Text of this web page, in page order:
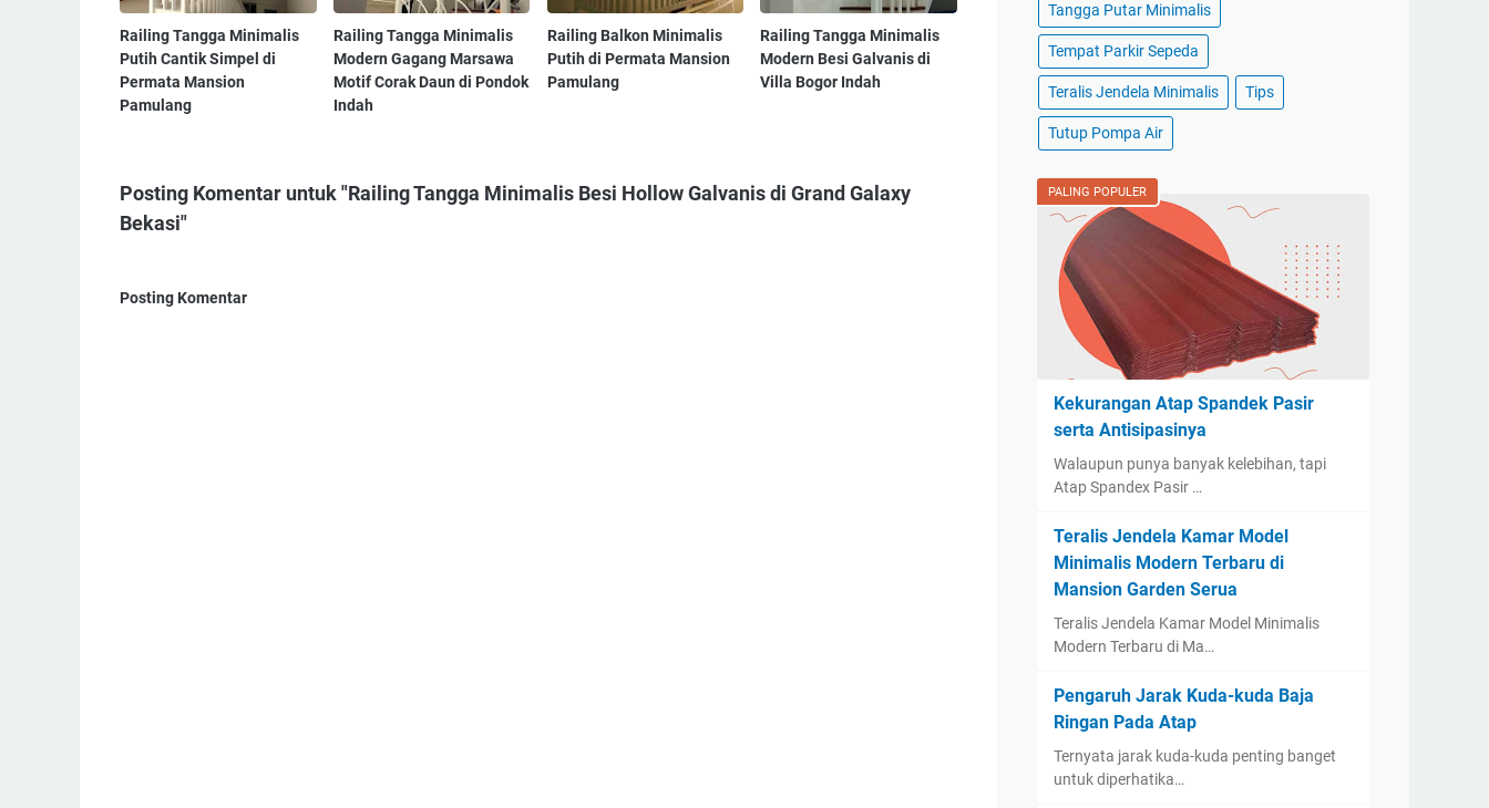
Railing Tangga Minimalis
Putih Cantik Simpel di
Permata Mansion
Pamulang
Railing Tangga Minimalis
Modern Gagang Marsawa
Motif Corak Daun di Pondok
Indah
Railing Balkon Minimalis
Putih di Permata Mansion
Pamulang
Railing Tangga Minimalis
Modern Besi Galvanis di
Villa Bogor Indah
Posting Komentar untuk "Railing Tangga Minimalis Besi Hollow Galvanis di Grand Galaxy
Bekasi"
Posting Komentar
Tangga Putar Minimalis
Tempat Parkir Sepeda
Teralis Jendela Minimalis Tips
Tutup Pompa Air
PALING POPULER
Kekurangan Atap Spandek Pasir
serta Antisipasinya
Walaupun punya banyak kelebihan, tapi
Atap Spandex Pasir …
Teralis Jendela Kamar Model
Minimalis Modern Terbaru di
Mansion Garden Serua
Teralis Jendela Kamar Model Minimalis
Modern Terbaru di Ma…
Pengaruh Jarak Kuda-kuda Baja
Ringan Pada Atap
Ternyata jarak kuda-kuda penting banget
untuk diperhatika…